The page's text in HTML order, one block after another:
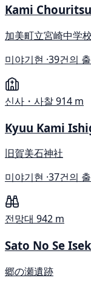
Kami
加美町立宮崎中学校
미야기현 ·39건의
신사・사찰914 m
Kyuu Kami
旧賀美石神社
미야기현 ·37건의
전망대 942 m
Sato No Se
郷の瀬遺跡